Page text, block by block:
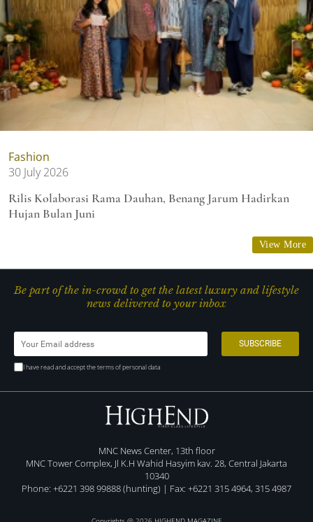
Fashion
30 July 2026
Rilis Kolaborasi Rama Dauhan, Benang Jarum Hadirkan
Hujan Bulan Juni
View More
Be part of the in-crowd to get the latest luxury and lifestyle
news delivered to your inbox
I have read and accept the terms of personal data
MNC News Center, 13th floor
MNC Tower Complex, Jl K.H Wahid Hasyim kav. 28, Central Jakarta
10340
Phone: +6221 398 99888 (hunting) | Fax: +6221 315 4964, 315 4987